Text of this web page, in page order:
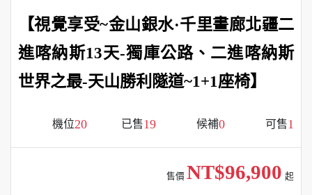
【視覺享受~金山銀水·千里畫廊北疆二
進喀納斯13天-獨庫公路、二進喀納斯
世界之最-天山勝利隧道~1+1座椅】
機位20 已售19 候補0 可售1
售價 NT$96,900 起